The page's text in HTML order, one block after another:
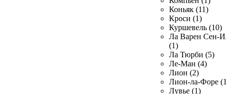
Коньяк (11)
Кроси (1)
Куршевель (10)
Ла Варен Сен-
(1)
Ла Тюрби (5)
Ле-Ман (4)
Лион (2)
Лион-ла-Форе
Лувье (1)